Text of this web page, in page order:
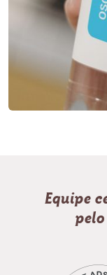
Equipe